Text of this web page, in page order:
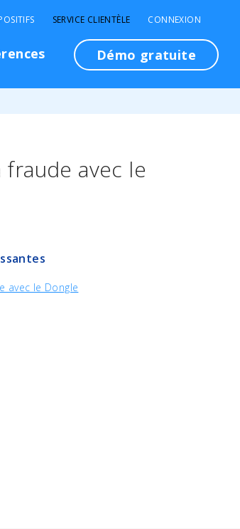
Démo gratuite
SERVICE CLIENTÈLE CONNEXION
avec le
avec le Dongle